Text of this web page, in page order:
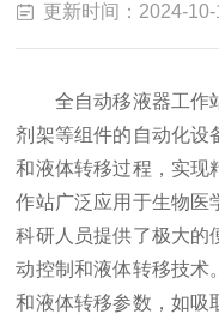
更新时间：2024-10-
全自动移液器工作站
剂架等组件的自动化设
和液体转移过程，实现
作站广泛应用于生物医
科研人员提供了极大的
动控制和液体转移技术
和液体转移参数，如吸